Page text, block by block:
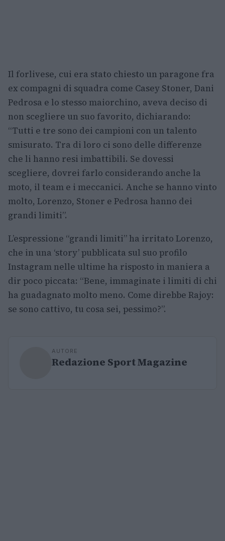
Il forlivese, cui era stato chiesto un paragone fra
ex compagni di squadra come Casey Stoner, Dani
Pedrosa e lo stesso maiorchino, aveva deciso di
non scegliere un suo favorito, dichiarando:
“Tutti e tre sono dei campioni con un talento
smisurato. Tra di loro ci sono delle differenze
che li hanno resi imbattibili. Se dovessi
scegliere, dovrei farlo considerando anche la
moto, il team e i meccanici. Anche se hanno vinto
molto, Lorenzo, Stoner e Pedrosa hanno dei
grandi limiti”.
L’espressione “grandi limiti” ha irritato Lorenzo,
che in una ‘story’ pubblicata sul suo profilo
Instagram nelle ultime ha risposto in maniera a
dir poco piccata: “Bene, immaginate i limiti di chi
ha guadagnato molto meno. Come direbbe Rajoy:
se sono cattivo, tu cosa sei, pessimo?”.
AUTORE
Redazione Sport Magazine